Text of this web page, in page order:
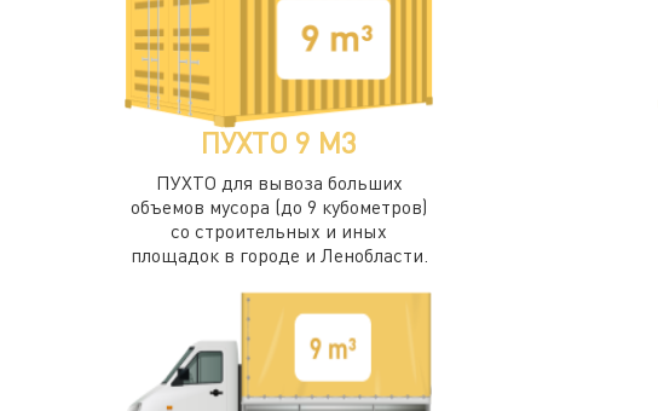
ПУХТО 9 М3
ПУХТО для вывоза больших
объемов мусора (до 9 кубометров)
со строительных и иных
площадок в городе и Ленобласти.